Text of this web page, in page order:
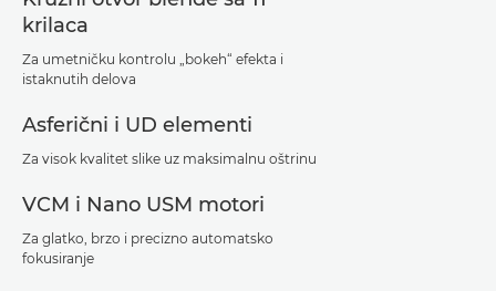
krilaca
Za umetničku kontrolu „bokeh“ efekta i
istaknutih delova
Asferični i UD elementi
Za visok kvalitet slike uz maksimalnu oštrinu
VCM i Nano USM motori
Za glatko, brzo i precizno automatsko
fokusiranje